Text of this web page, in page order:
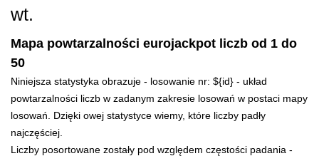
wt.
Mapa powtarzalności eurojackpot liczb od 1 do
50
Niniejsza statystyka obrazuje - losowanie nr: ${id} - układ
powtarzalności liczb w zadanym zakresie losowań w postaci mapy
losowań. Dzięki owej statystyce wiemy, które liczby padły
najczęściej.
Liczby posortowane zostały pod względem częstości padania -